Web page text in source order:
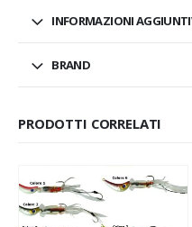
INFORMAZIONI
BRAND
PRODOTTI CORRELATI
SALDO